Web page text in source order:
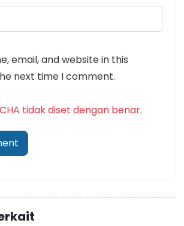
email, and website in this
next time I comment.
tidak diset dengan benar.